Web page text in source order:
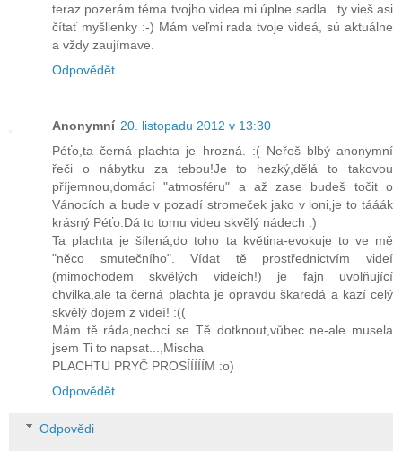
teraz pozerám téma tvojho videa mi úplne sadla...ty vieš asi
čítať myšlienky :-) Mám veľmi rada tvoje videá, sú aktuálne
a vždy zaujímave.
Odpovědět
Anonymní 20. listopadu 2012 v 13:30
Péťo,ta černá plachta je hrozná. :( Neřeš blbý anonymní
řeči o nábytku za tebou!Je to hezký,dělá to takovou
příjemnou,domácí "atmosféru" a až zase budeš točit o
Vánocích a bude v pozadí stromeček jako v loni,je to tááák
krásný Péťo.Dá to tomu videu skvělý nádech :)
Ta plachta je šílená,do toho ta květina-evokuje to ve mě
"něco smutečního". Vídat tě prostřednictvím videí
(mimochodem skvělých videích!) je fajn uvolňující
chvilka,ale ta černá plachta je opravdu škaredá a kazí celý
skvělý dojem z videí! :((
Mám tě ráda,nechci se Tě dotknout,vůbec ne-ale musela
jsem Ti to napsat...,Mischa
PLACHTU PRYČ PROSÍÍÍÍÍM :o)
Odpovědět
Odpovědi